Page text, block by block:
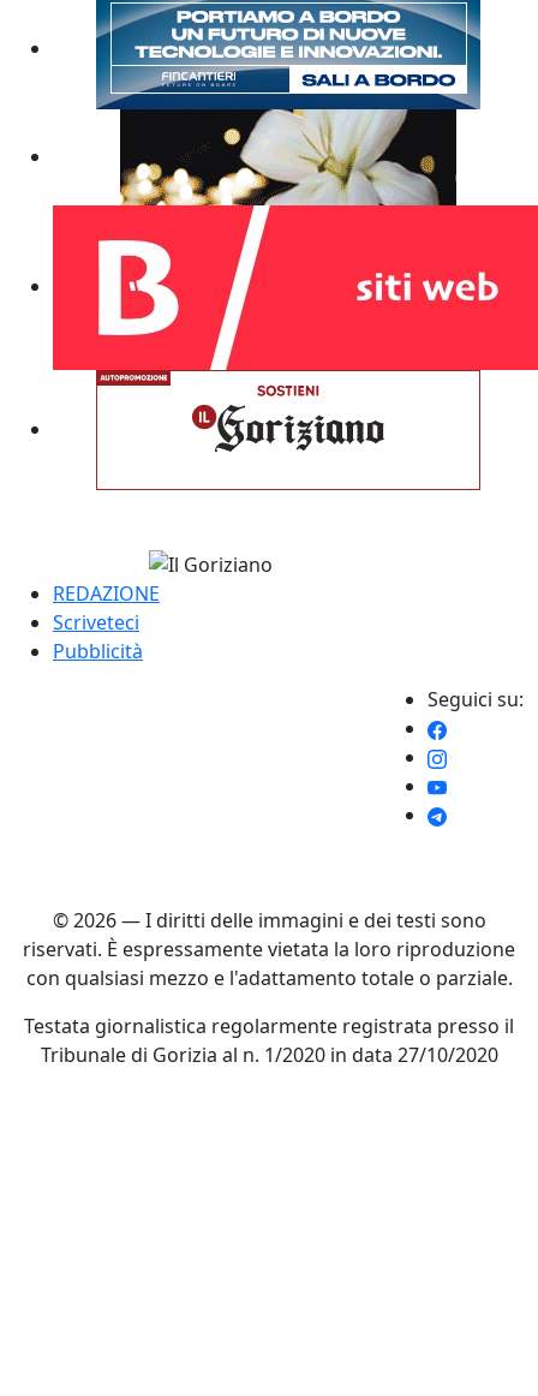
REDAZIONE
Scriveteci
Pubblicità
Seguici su:
© 2026 — I diritti delle immagini e dei testi sono
riservati. È espressamente vietata la loro riproduzione
con qualsiasi mezzo e l'adattamento totale o parziale.
Testata giornalistica regolarmente registrata presso il
Tribunale di Gorizia al n. 1/2020 in data 27/10/2020